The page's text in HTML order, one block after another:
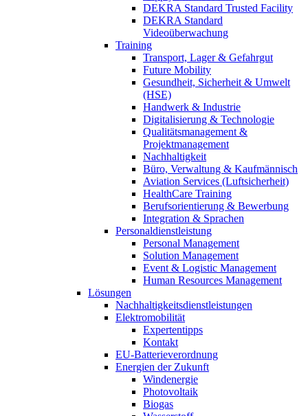
DEKRA Standard Trusted Facility
DEKRA Standard
Videoüberwachung
Training
Transport, Lager & Gefahrgut
Future Mobility
Gesundheit, Sicherheit & Umwelt
(HSE)
Handwerk & Industrie
Digitalisierung & Technologie
Qualitätsmanagement &
Projektmanagement
Nachhaltigkeit
Büro, Verwaltung & Kaufmännisch
Aviation Services (Luftsicherheit)
HealthCare Training
Berufsorientierung & Bewerbung
Integration & Sprachen
Personaldienstleistung
Personal Management
Solution Management
Event & Logistic Management
Human Resources Management
Lösungen
Nachhaltigkeitsdienstleistungen
Elektromobilität
Expertentipps
Kontakt
EU-Batterieverordnung
Energien der Zukunft
Windenergie
Photovoltaik
Biogas